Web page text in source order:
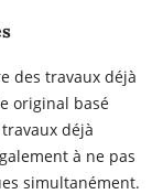
des travaux déjà
original basé
déjà
à ne pas
simultanément.